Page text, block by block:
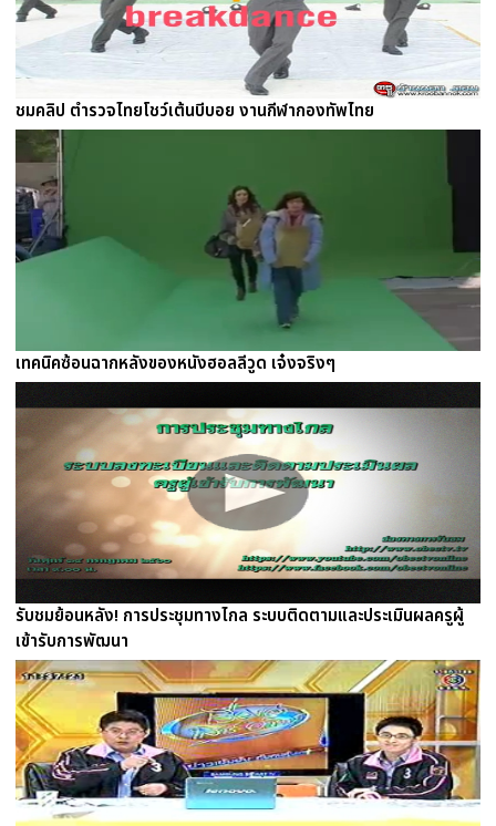
ชมคลิป ตำรวจไทยโชว์เต้นบีบอย งานกีฬากองทัพไทย
เทคนิคซ้อนฉากหลังของหนังฮอลลีวูด เจ๋งจริงๆ
รับชมย้อนหลัง! การประชุมทางไกล ระบบติดตามและประเมินผลครูผู้
เข้ารับการพัฒนา